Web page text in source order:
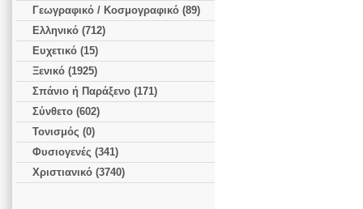
Γεωγραφικό / Κοσμογραφικό (89)
Ελληνικό (712)
Ευχετικό (15)
Ξενικό (1925)
Σπάνιο ή Παράξενο (171)
Σύνθετο (602)
Τονισμός (0)
Φυσιογενές (341)
Χριστιανικό (3740)